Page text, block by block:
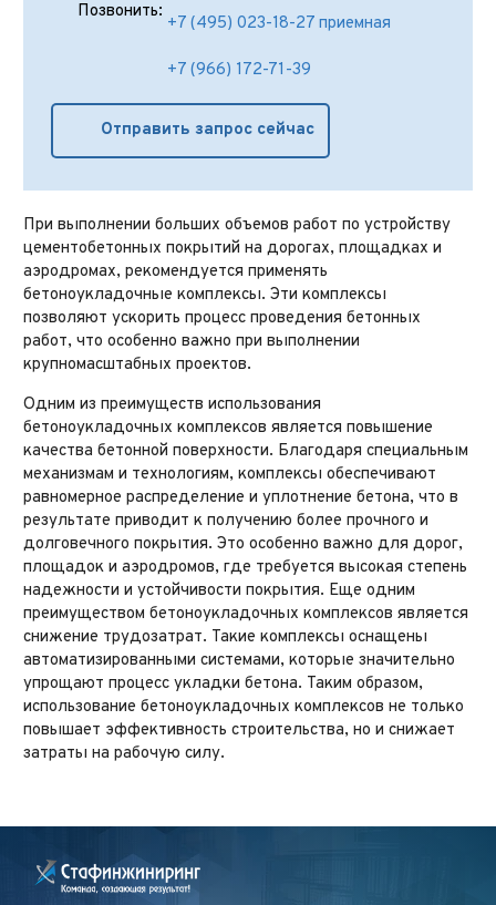
Позвонить:
+7 (495) 023-18-27 приемная
+7 (966) 172-71-39
Отправить запрос сейчас
При выполнении больших объемов работ по устройству
цементобетонных покрытий на дорогах, площадках и
аэродромах, рекомендуется применять
бетоноукладочные комплексы. Эти комплексы
позволяют ускорить процесс проведения бетонных
работ, что особенно важно при выполнении
крупномасштабных проектов.
Одним из преимуществ использования
бетоноукладочных комплексов является повышение
качества бетонной поверхности. Благодаря специальным
механизмам и технологиям, комплексы обеспечивают
равномерное распределение и уплотнение бетона, что в
результате приводит к получению более прочного и
долговечного покрытия. Это особенно важно для дорог,
площадок и аэродромов, где требуется высокая степень
надежности и устойчивости покрытия. Еще одним
преимуществом бетоноукладочных комплексов является
снижение трудозатрат. Такие комплексы оснащены
автоматизированными системами, которые значительно
упрощают процесс укладки бетона. Таким образом,
использование бетоноукладочных комплексов не только
повышает эффективность строительства, но и снижает
затраты на рабочую силу.